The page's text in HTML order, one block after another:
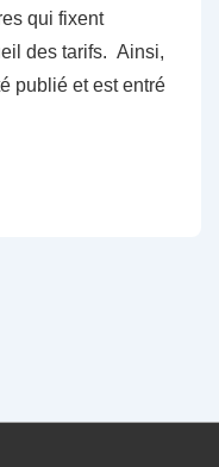
qui fixent
des tarifs. Ainsi,
publié et est entré